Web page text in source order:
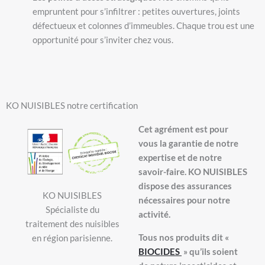
empruntent pour s’infiltrer : petites ouvertures, joints
défectueux et colonnes d’immeubles. Chaque trou est une
opportunité pour s’inviter chez vous.
KO NUISIBLES notre certification
KO NUISIBLES
Spécialiste du
traitement des nuisibles
en région parisienne.
Cet agrément est pour
vous la garantie de notre
expertise et de notre
savoir-faire. KO NUISIBLES
dispose des assurances
nécessaires pour notre
activité.
Tous nos produits dit «
BIOCIDES » qu’ils soient